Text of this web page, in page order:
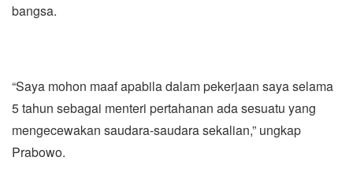
bangsa.
“Saya mohon maaf apabila dalam pekerjaan saya selama
5 tahun sebagai menteri pertahanan ada sesuatu yang
mengecewakan saudara-saudara sekalian,” ungkap
Prabowo.